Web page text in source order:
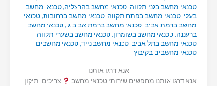
טכנאי מחשב בגני תקווה, טכנאי מחשב בהרצליה, טכנאי מחשב
בעלי, טכנאי מחשב בפתח תקווה, טכנאי מחשב ברחובות, טכנאי
מחשב ברמת אביב, טכנאי מחשב ברמת אביב ג', טכנאי מחשב
ברעננה, טכנאי מחשב בשומרון, טכנאי מחשב בשערי תקווה,
טכנאי מחשב בתל אביב, טכנאי מחשב נייד, טכנאי מחשבים,
טכנאי מחשבים בקיבוץ
אנא דרגו אותנו
אנא דרגו אותנו מחפשים שירותי טכנאי מחשב
צריכים, תיקון